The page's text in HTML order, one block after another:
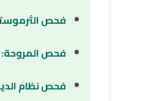
فحص
فحص المروحة:
فحص نظام